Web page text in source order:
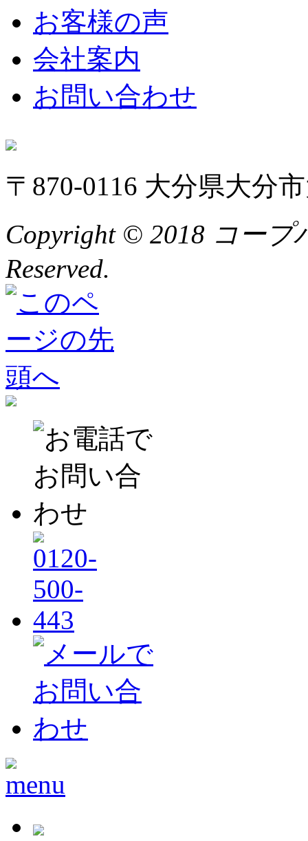
お客様の声
会社案内
お問い合わせ
〒870-0116 大分県大分
Copyright © 2018 コープ
Reserved.